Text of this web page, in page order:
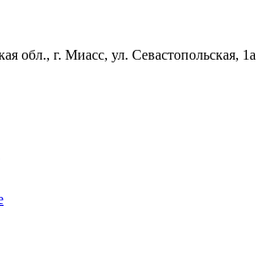
обл., г. Миасс, ул. Севастопольская, 1а